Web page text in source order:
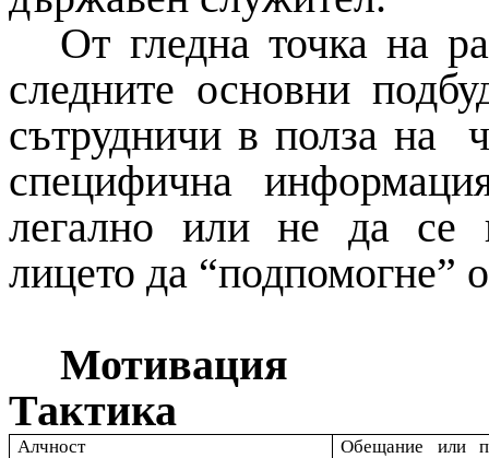
От гледна точка на
следните основни
сътрудничи в полза на
специфична
легално или не да се
лицето да “подпомогне”
Мотивация
Тактика
Алчност
Обещание или